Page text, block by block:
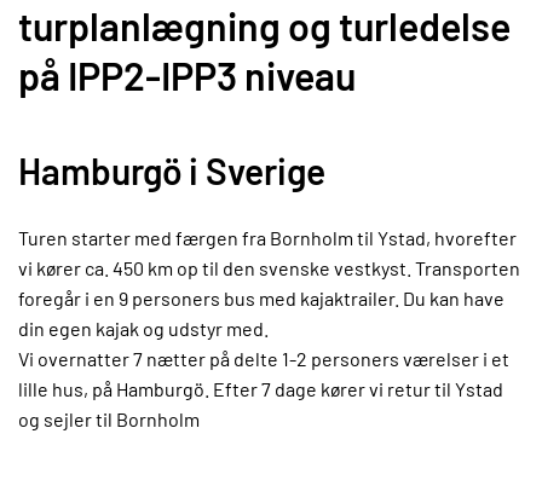
turplanlægning og turledelse
på IPP2-IPP3 niveau
Hamburgö i Sverige
Turen starter med færgen fra Bornholm til Ystad, hvorefter
vi kører ca. 450 km op til den svenske vestkyst. Transporten
foregår i en 9 personers bus med kajaktrailer. Du kan have
din egen kajak og udstyr med.
Vi overnatter 7 nætter på delte 1-2 personers værelser i et
lille hus, på Hamburgö. Efter 7 dage kører vi retur til Ystad
og sejler til Bornholm